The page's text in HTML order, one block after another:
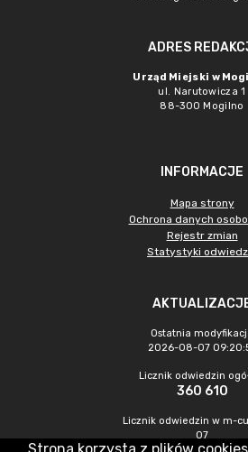
ADRES
Urząd Miejski w
ul. Narutowicza 1
88-300 Mogilno
INFORMACJE
Mapa strony
Ochrona danych
Rejestr zmian
Statystyki
Ostatnia
2026-08-07
Licznik odwiedzin
360 610
Licznik odwiedzin w m-
07